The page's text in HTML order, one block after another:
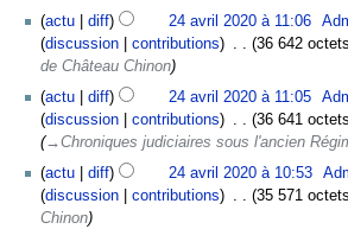
avril
2020
actu diff 24 avril 2020 à 11:06
discussion
contributions 36 642 octets
de Château Chinon
actu
diff 24 avril 2020 à 11:05
discussion
contributions 36 641 octets
→‎Chroniques judiciaires sous l'ancien
actu
diff 24 avril 2020 à 10:53
discussion
contributions 35 571 octets
Chinon